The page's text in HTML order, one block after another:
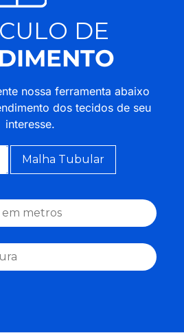
DE
nossa ferramenta abaixo
dos tecidos de seu
interesse.
Malha Tubular